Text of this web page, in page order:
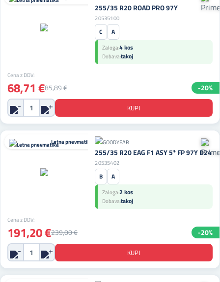
255/35 R20 ROAD PRO 97Y
20535100
C A
Zaloga:4 kos
Dobava:takoj
Cena z DDV:
68,71 €85,89 € -20%
Letna pnevmatika
255/35 R20 EAG F1 ASY 5* FP 97Y D24
20535402
B A
Zaloga:2 kos
Dobava:takoj
Cena z DDV:
191,20 €239,00 € -20%